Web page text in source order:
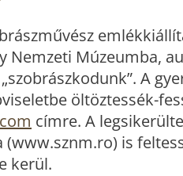
Nemzeti Múzeumba,
A
öltöztessék-
címre. A
is
kerül.